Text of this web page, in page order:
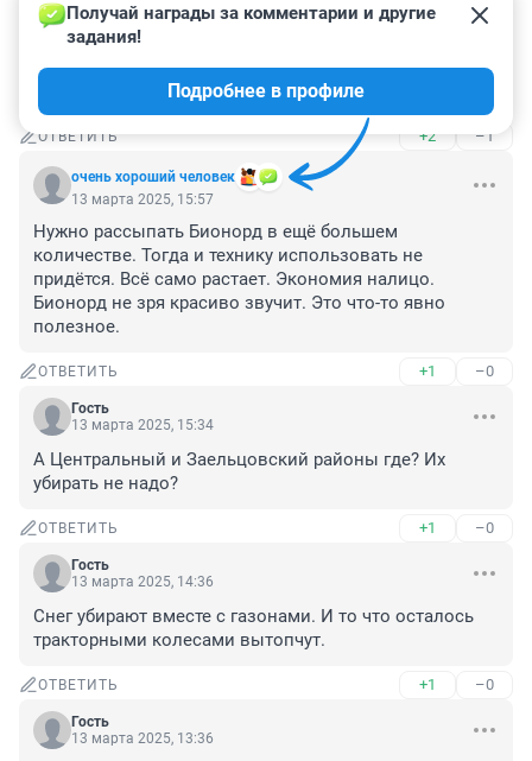
13 марта 2025, 16:50
" Весной и летом период технику переоборудуют для
уборки смета и грязи."
Когда уже читать научитесь, что пишите.
ОТВЕТИТЬ +2 –1
очень хороший человек
Получай награды за комментарии и другие
задания!
Подробнее в профиле
13 марта 2025, 15:57
Нужно рассыпать Бионорд в ещё большем
количестве. Тогда и технику использовать не
придётся. Всё само растает. Экономия налицо.
Бионорд не зря красиво звучит. Это что-то явно
полезное.
ОТВЕТИТЬ +1 –0
Гость
13 марта 2025, 15:34
А Центральный и Заельцовский районы где? Их
убирать не надо?
ОТВЕТИТЬ +1 –0
Гость
13 марта 2025, 14:36
Снег убирают вместе с газонами. И то что осталось
тракторными колесами вытопчут.
ОТВЕТИТЬ +1 –0
Гость
13 марта 2025, 13:36